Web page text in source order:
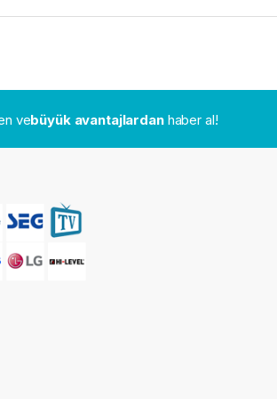
vebüyük avantajlardanhaber al!